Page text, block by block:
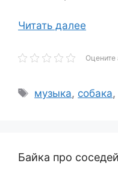
Читать далее
Оцените
Метки
музыка, собака,
Байка про соседей